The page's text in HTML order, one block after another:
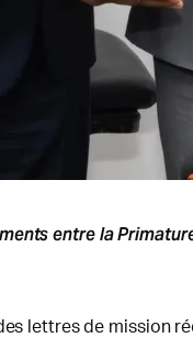
entre la
lettres de mission